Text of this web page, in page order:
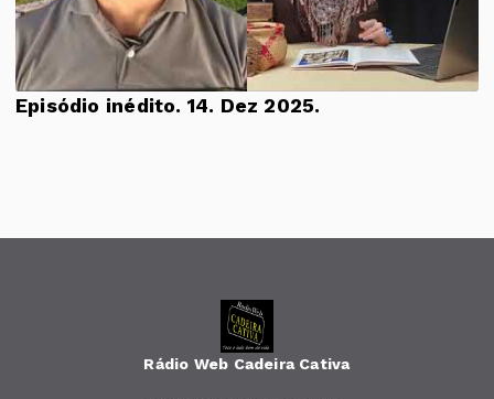
Episódio inédito. 14. Dez 2025.
Rádio Web Cadeira Cativa